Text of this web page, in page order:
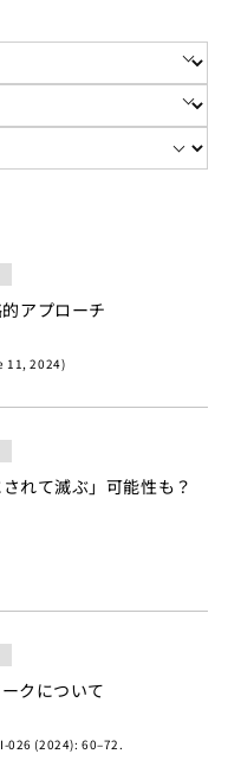
消費インテリ
大規模言語モデ
ョン
海外展開
メンバー
アプローチ
11, 2024)
れて滅ぶ」可能性も？
クについて
026 (2024): 60–72.